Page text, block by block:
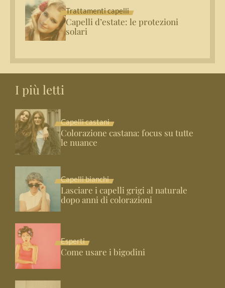
Trattamenti capelli
Capelli d’estate: le protezioni
solari
I più letti
Capelli castani
Colorazione castana: focus su tutte
le nuance
Capelli bianchi
Lasciare i capelli grigi al naturale
dopo anni di colorazioni
Esperti
Come usare i bigodini